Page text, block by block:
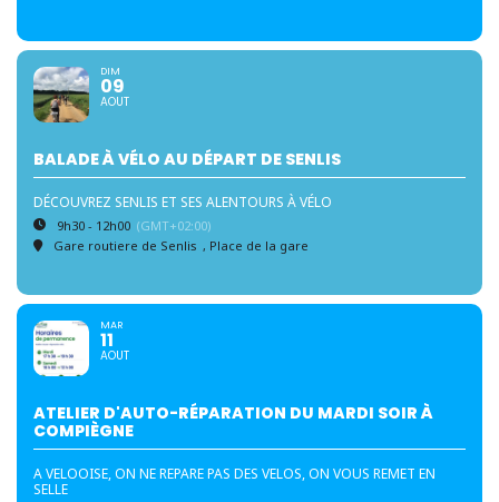
DIM
09
AOUT
BALADE À VÉLO AU DÉPART DE SENLIS
DÉCOUVREZ SENLIS ET SES ALENTOURS À VÉLO
9h30 - 12h00 (GMT+02:00)
Gare routiere de Senlis , Place de la gare
MAR
11
AOUT
ATELIER D'AUTO-RÉPARATION DU MARDI SOIR À
COMPIÈGNE
A VELOOISE, ON NE REPARE PAS DES VELOS, ON VOUS REMET EN
SELLE